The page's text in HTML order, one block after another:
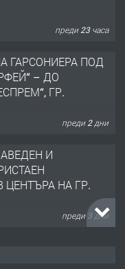
преди 23 часа
ГАРСОНИЕРА ПОД
– ДО
ГР.
преди 2 дни
И
ЦЕНТЪРА НА ГР.
преди 3 дни